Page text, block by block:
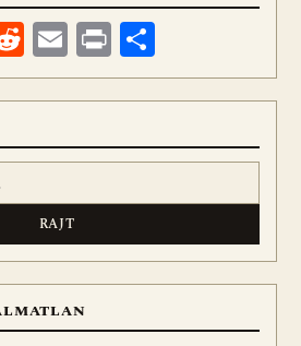
Reddit
Email
Print
meg